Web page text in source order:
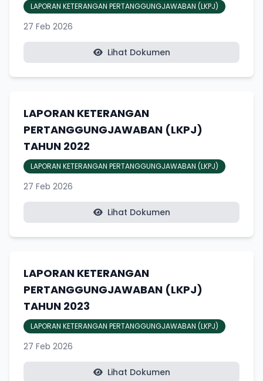
LAPORAN KETERANGAN PERTANGGUNGJAWABAN (LKPJ)
27 Feb 2026
Lihat Dokumen
LAPORAN KETERANGAN
PERTANGGUNGJAWABAN (LKPJ)
TAHUN 2022
LAPORAN KETERANGAN PERTANGGUNGJAWABAN (LKPJ)
27 Feb 2026
Lihat Dokumen
LAPORAN KETERANGAN
PERTANGGUNGJAWABAN (LKPJ)
TAHUN 2023
LAPORAN KETERANGAN PERTANGGUNGJAWABAN (LKPJ)
27 Feb 2026
Lihat Dokumen